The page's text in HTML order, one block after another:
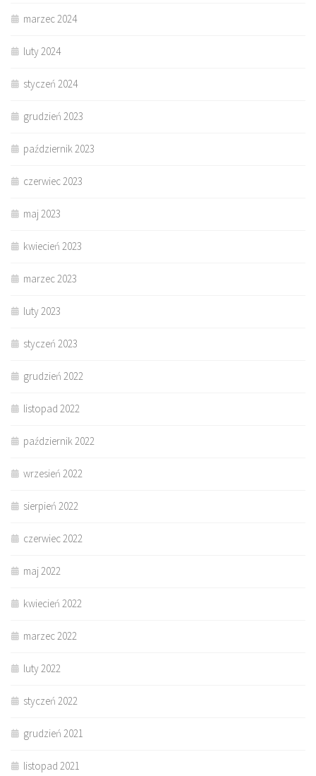
marzec 2024
luty 2024
styczeń 2024
grudzień 2023
październik 2023
czerwiec 2023
maj 2023
kwiecień 2023
marzec 2023
luty 2023
styczeń 2023
grudzień 2022
listopad 2022
październik 2022
wrzesień 2022
sierpień 2022
czerwiec 2022
maj 2022
kwiecień 2022
marzec 2022
luty 2022
styczeń 2022
grudzień 2021
listopad 2021